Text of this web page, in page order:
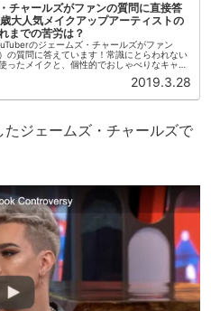
チャールズがファンの質問に直接答
大人気メイクアップアーティストの
までの苦労は？
のジェームズ・チャールズがファン
の質問に答えています！常識にとらわれない
ったメイクと、個性的でおしゃべりなキャラ
2019.3.28
たジェームズ・チャールズで